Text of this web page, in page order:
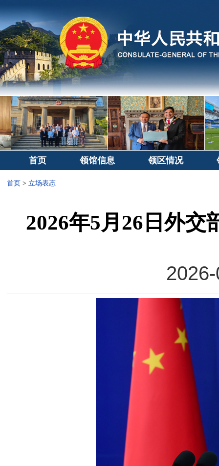
首页 领馆信息 领区情况
首页 > 立场表态
2026年5月26日外